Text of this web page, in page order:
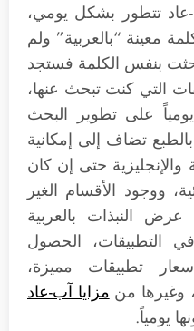
تتطور بشكل يومي،
معينة “بالعربية” ولم
بنفس الكلمة فستجد
التي كنت تبحث عنها،
على تطوير البحث
تضاف إلى إمكانية
والإنجليزية حتى إن كان
ووجود الأقسام الغير
النبذات بالعربية
التطبيقات، الحصول
تطبيقات مميزة،
وغيرها من مزايا آب-عاد
يومياً.